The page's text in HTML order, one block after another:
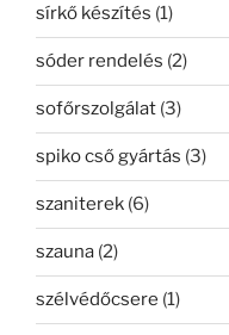
sírkő készítés (1)
sóder rendelés (2)
sofőrszolgálat (3)
spiko cső gyártás (3)
szaniterek (6)
szauna (2)
szélvédőcsere (1)